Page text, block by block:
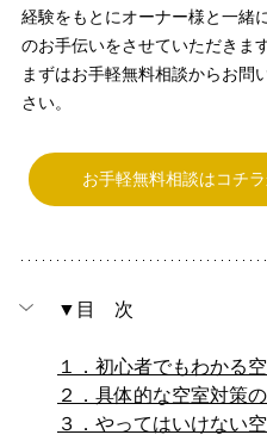
経験をもとにオーナー様と一緒
のお手伝いをさせていただきま
まずはお手軽無料相談からお問
さい。
お手軽無料相談はコチ
▼目　次
１．初心者でもわかる
２．具体的な空室対策
３．やってはいけない